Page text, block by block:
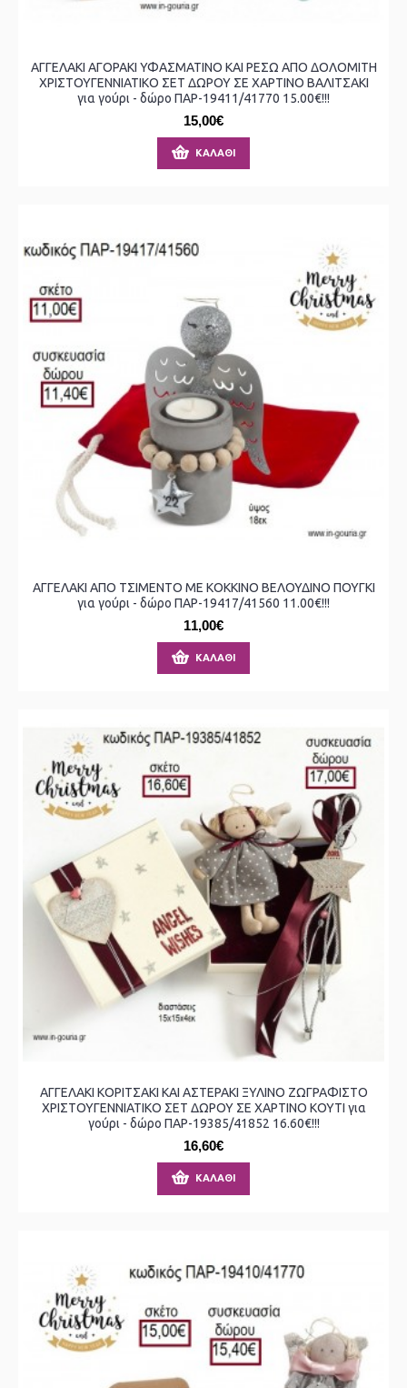
ΑΓΓΕΛΑΚΙ ΑΓΟΡΑΚΙ ΥΦΑΣΜΑΤΙΝΟ ΚΑΙ ΡΕΣΩ ΑΠΟ ΔΟΛΟΜΙΤΗ
ΧΡΙΣΤΟΥΓΕΝΝΙΑΤΙΚΟ ΣΕΤ ΔΩΡΟΥ ΣΕ ΧΑΡΤΙΝΟ ΒΑΛΙΤΣΑΚΙ
για γούρι - δώρο ΠΑΡ-19411/41770 15.00€!!!
15,00€
ΚΑΛΆΘΙ
ΑΓΓΕΛΑΚΙ ΑΠΟ ΤΣΙΜΕΝΤΟ ΜΕ ΚΟΚΚΙΝΟ ΒΕΛΟΥΔΙΝΟ ΠΟΥΓΚΙ
για γούρι - δώρο ΠΑΡ-19417/41560 11.00€!!!
11,00€
ΚΑΛΆΘΙ
ΑΓΓΕΛΑΚΙ ΚΟΡΙΤΣΑΚΙ ΚΑΙ ΑΣΤΕΡΑΚΙ ΞΥΛΙΝΟ ΖΩΓΡΑΦΙΣΤΟ
ΧΡΙΣΤΟΥΓΕΝΝΙΑΤΙΚΟ ΣΕΤ ΔΩΡΟΥ ΣΕ ΧΑΡΤΙΝΟ ΚΟΥΤΙ για
γούρι - δώρο ΠΑΡ-19385/41852 16.60€!!!
16,60€
ΚΑΛΆΘΙ